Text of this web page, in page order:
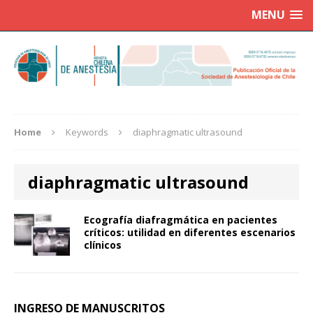
MENU
Home Keywords diaphragmatic ultrasound
diaphragmatic ultrasound
Ecografía diafragmática en pacientes
críticos: utilidad en diferentes escenarios
clínicos
INGRESO DE MANUSCRITOS